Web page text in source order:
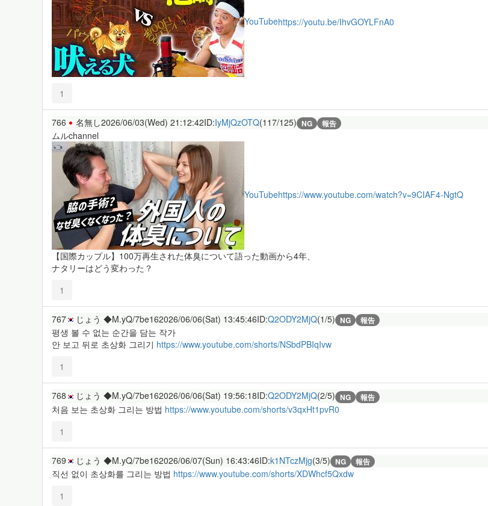
YouTubehttps://youtu.be/IhvGOYLFnA0
1
766 名無し2026/06/03(Wed) 21:12:42ID:IyMjQzOTQ(117/125) NG 報告
ムルchannel
YouTubehttps://www.youtube.com/watch?v=9CIAF4-NgtQ
【国際カップル】100万再生された体臭について語った動画から4年、
ナタリーはどう変わった？
1
767 じょう ◆M.yQ/7be162026/06/06(Sat) 13:45:46ID:Q2ODY2MjQ(1/5) NG 報告
평생 볼 수 없는 순간을 담는 작가
안 보고 뒤로 초상화 그리기 https://www.youtube.com/shorts/NSbdPBIqIvw
1
768 じょう ◆M.yQ/7be162026/06/06(Sat) 19:56:18ID:Q2ODY2MjQ(2/5) NG 報告
처음 보는 초상화 그리는 방법 https://www.youtube.com/shorts/v3qxHt1pvR0
1
769 じょう ◆M.yQ/7be162026/06/07(Sun) 16:43:46ID:k1NTczMjg(3/5) NG 報告
직선 없이 초상화를 그리는 방법 https://www.youtube.com/shorts/XDWhcf5Qxdw
1